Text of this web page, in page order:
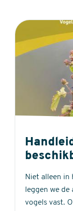
Niet alleen in
leggen we
vogels vast.